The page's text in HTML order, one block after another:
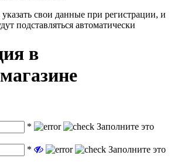
свои данные при регистрации, и
подставляться автоматически
в
*
Заполните это
*
Заполните это